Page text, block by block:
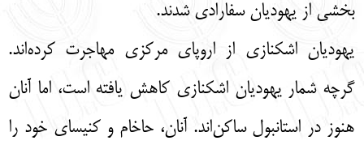
بخشی از یهودیان سفارادی شدند.
یهودیان اشکنازی از اروپای مرکزی مهاجرت کرده‌اند.
گرچه شمار یهودیان اشکنازی کاهش یافته است، اما آنان
هنوز در استانبول ساکن‌اند. آنان، حاخام و کنیسای خود را